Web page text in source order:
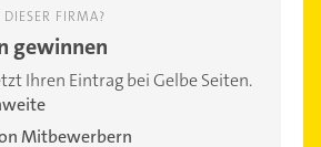
FIRMA?
gewinnen
Ihren Eintrag bei Gelbe Seiten.
Mitbewerbern